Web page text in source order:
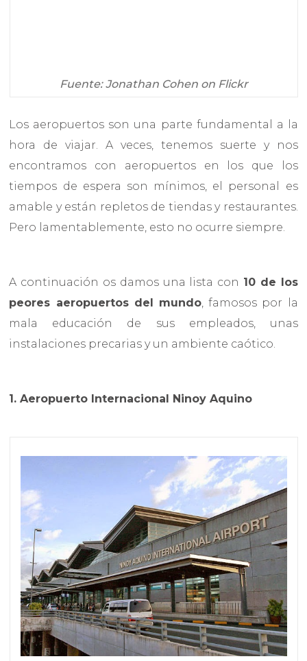
Fuente: Jonathan Cohen on Flickr
Los aeropuertos son una parte fundamental a la
hora de viajar. A veces, tenemos suerte y nos
encontramos con aeropuertos en los que los
tiempos de espera son mínimos, el personal es
amable y están repletos de tiendas y restaurantes.
Pero lamentablemente, esto no ocurre siempre.
A continuación os damos una lista con 10 de los
peores aeropuertos del mundo, famosos por la
mala educación de sus empleados, unas
instalaciones precarias y un ambiente caótico.
1. Aeropuerto Internacional Ninoy Aquino